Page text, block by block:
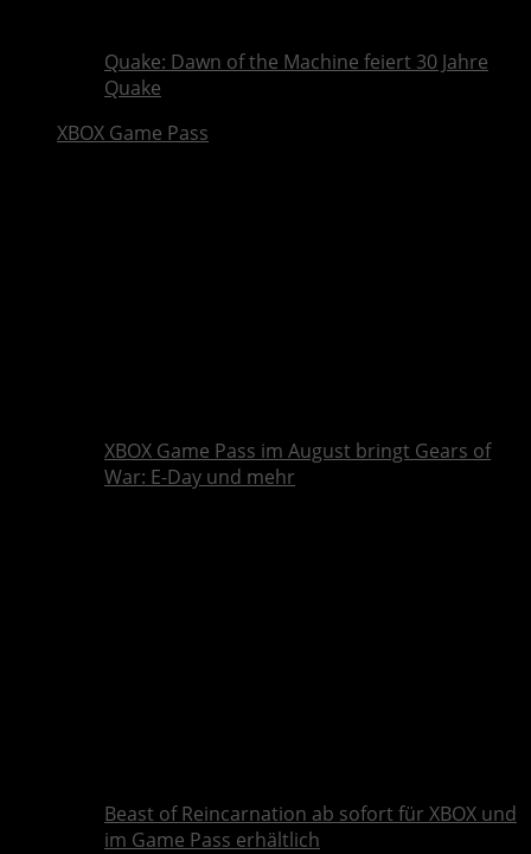
Quake: Dawn of the Machine feiert 30 Jahre
Quake
XBOX Game Pass
XBOX Game Pass im August bringt Gears of
War: E-Day und mehr
Beast of Reincarnation ab sofort für XBOX und
im Game Pass erhältlich